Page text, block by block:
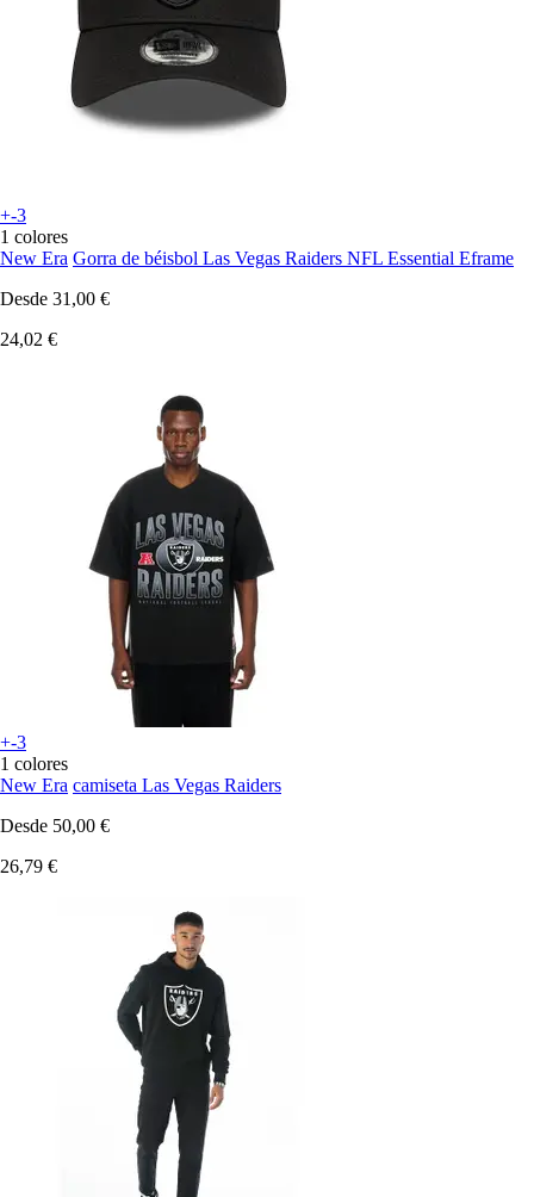
+-3
1 colores
New Era Gorra de béisbol Las Vegas Raiders NFL Essential Eframe
Desde 31,00 €
24,02 €
+-3
1 colores
New Era camiseta Las Vegas Raiders
Desde 50,00 €
26,79 €